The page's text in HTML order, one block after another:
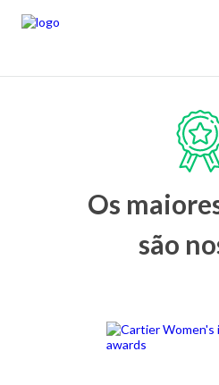
Os
são